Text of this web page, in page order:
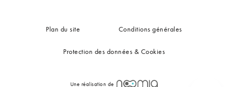
Plan du site Conditions générales
Protection des données & Cookies
Une réalisation de